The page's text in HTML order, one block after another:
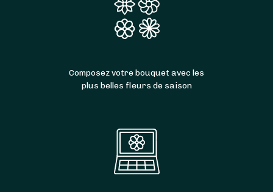
Composez votre bouquet avec les
plus belles fleurs de saison